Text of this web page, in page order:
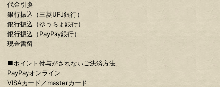
代金引換
銀行振込（三菱UFJ銀行）
銀行振込（ゆうちょ銀行）
銀行振込（PayPay銀行）
現金書留
■ポイント付与がされないご決済方法
PayPayオンライン
VISAカード／masterカード